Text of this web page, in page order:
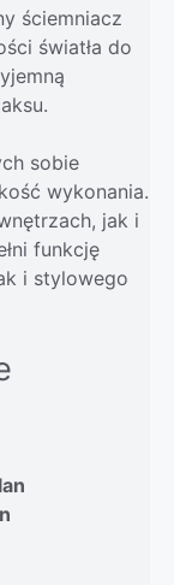
ściemniacz
światła do
sobie
wykonania.
jak i
funkcję
i stylowego